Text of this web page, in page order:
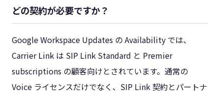
どの契約が必要ですか？
Google Workspace Updates の Availability では、
Carrier Link は SIP Link Standard と Premier
subscriptions の顧客向けとされています。通常の
Voice ライセンスだけでなく、SIP Link 契約とパートナ